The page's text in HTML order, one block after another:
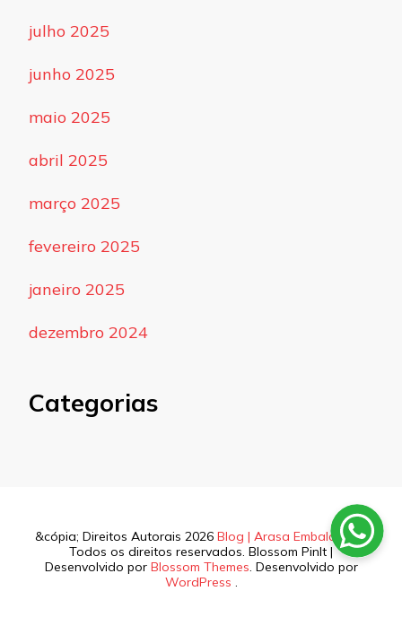
julho 2025
junho 2025
maio 2025
abril 2025
março 2025
fevereiro 2025
janeiro 2025
dezembro 2024
Categorias
&cópia; Direitos Autorais 2026 Blog | Arasa Embalagens.
Todos os direitos reservados. Blossom PinIt |
Desenvolvido por Blossom Themes. Desenvolvido por
WordPress .